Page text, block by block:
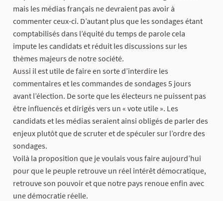
mais les médias français ne devraient pas avoir à
commenter ceux-ci. D’autant plus que les sondages étant
comptabilisés dans l’équité du temps de parole cela
impute les candidats et réduit les discussions sur les
thèmes majeurs de notre société.
Aussi il est utile de faire en sorte d’interdire les
commentaires et les commandes de sondages 5 jours
avant l’élection. De sorte que les électeurs ne puissent pas
être influencés et dirigés vers un « vote utile ». Les
candidats et les médias seraient ainsi obligés de parler des
enjeux plutôt que de scruter et de spéculer sur l’ordre des
sondages.
Voilà la proposition que je voulais vous faire aujourd’hui
pour que le peuple retrouve un réel intérêt démocratique,
retrouve son pouvoir et que notre pays renoue enfin avec
une démocratie réelle.